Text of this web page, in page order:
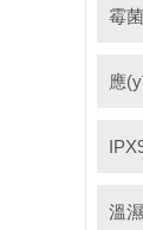
霉
應
溫